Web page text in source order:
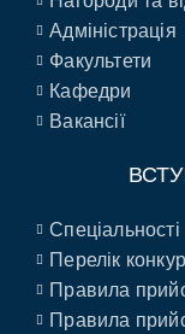
Адміністрація
Факультети
Кафедри
Вакансії
Спеціальності
Перелік
Правила
Правила